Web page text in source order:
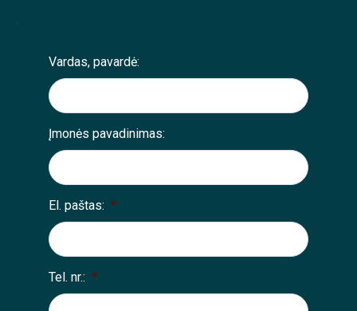
;
Vardas, pavardė:
Įmonės pavadinimas:
El. paštas: *
Tel. nr.: *